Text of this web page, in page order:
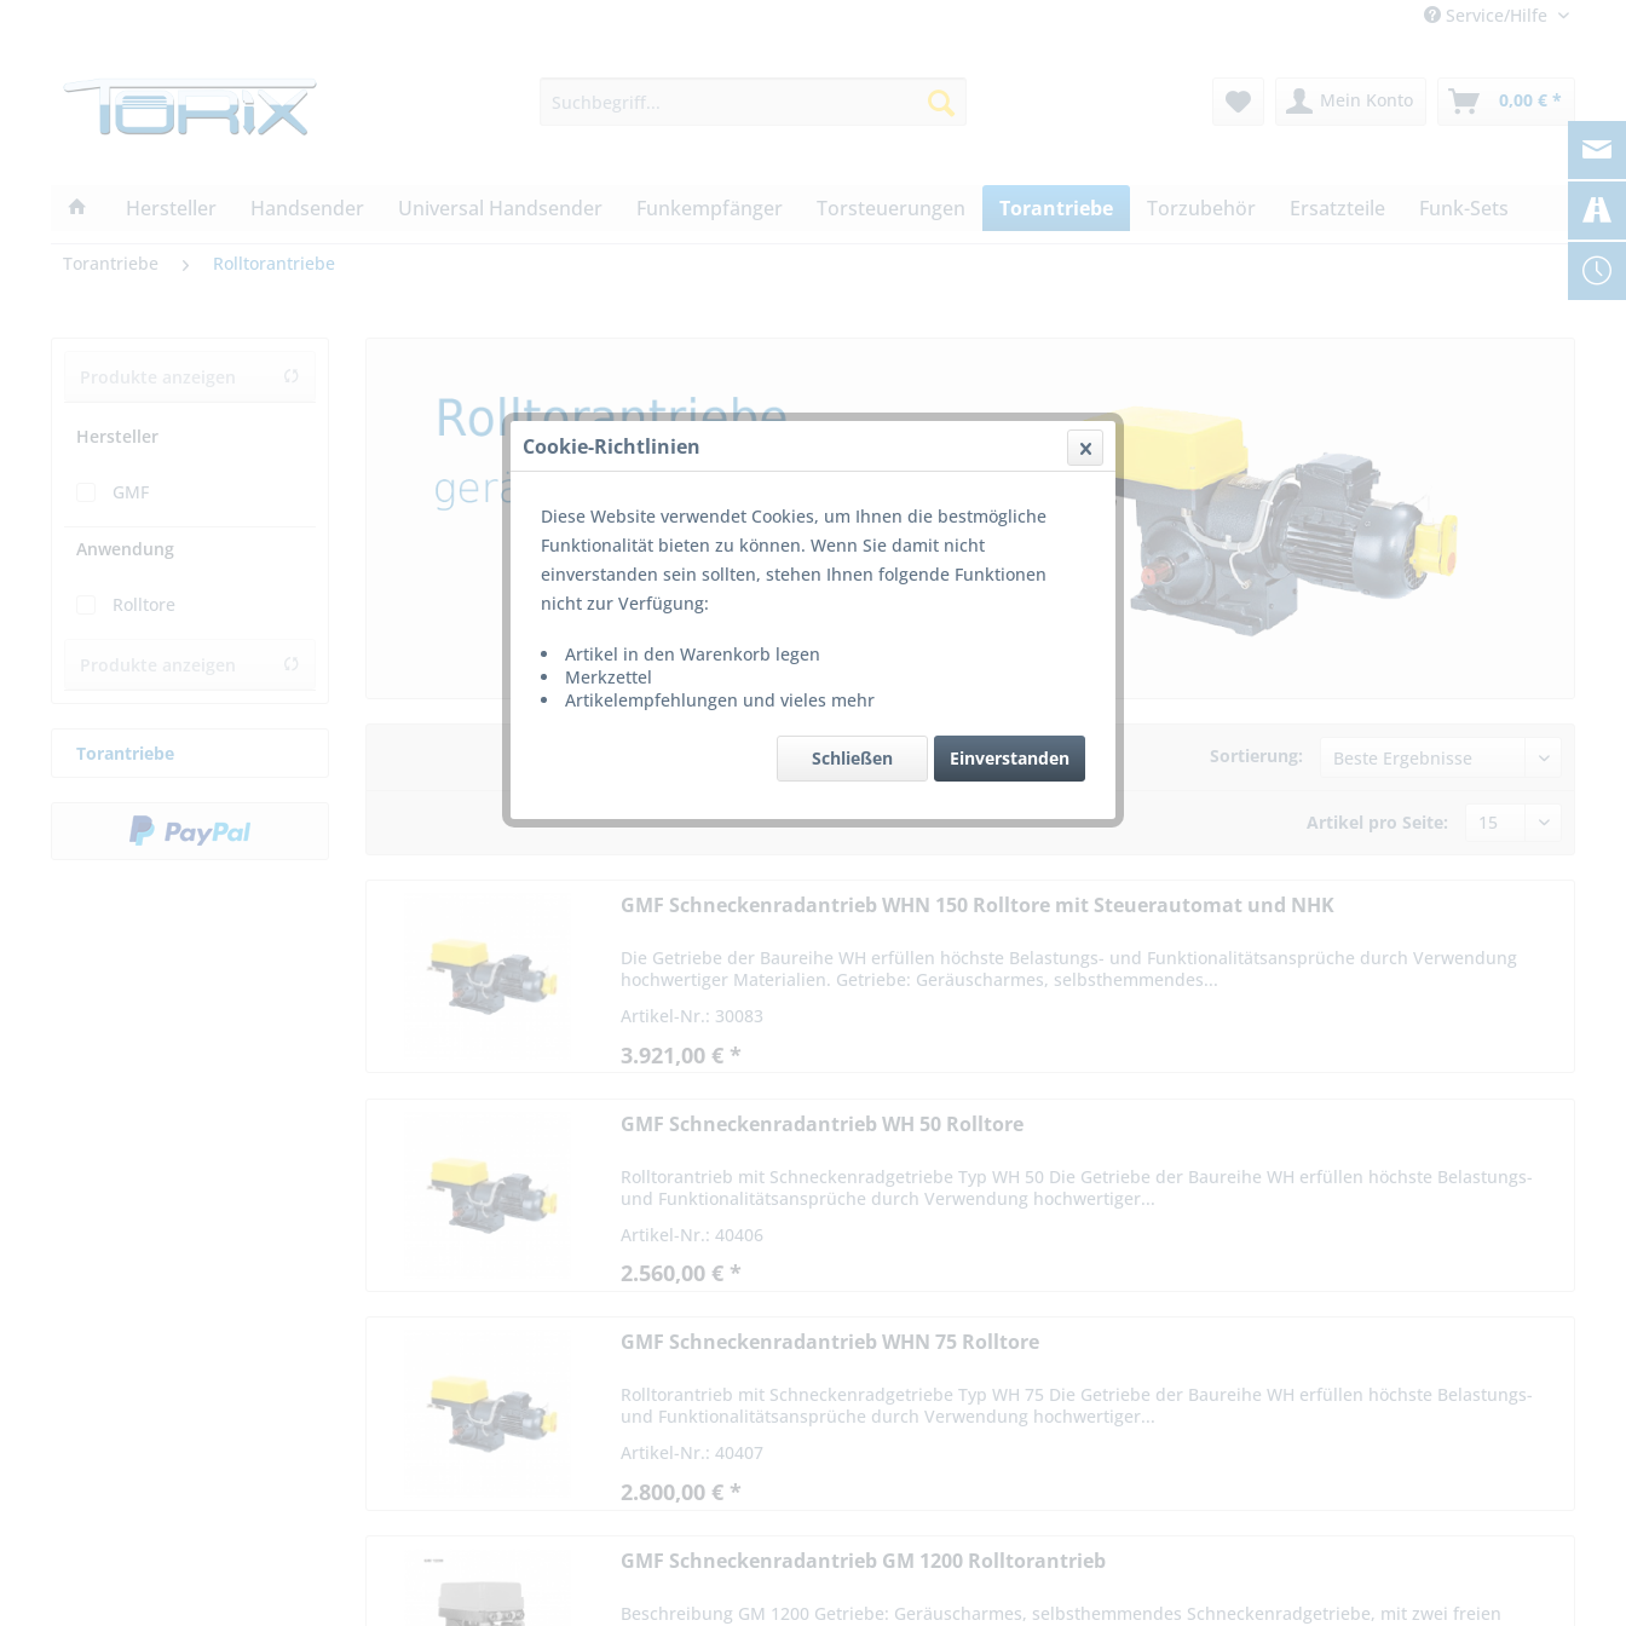
Service/Hilfe
Mein Konto 0,00 € *
Hersteller Handsender Universal Handsender Funkempfänger Torsteuerungen Torantriebe Torzubehör Ersatzteile Funk-Sets
Torantriebe Rolltorantriebe
Hersteller
GMF
Anwendung
Rolltore
Torantriebe Sortierung:
Artikel pro Seite:
GMF Schneckenradantrieb WHN 150 Rolltore mit Steuerautomat und NHK
Die Getriebe der Baureihe WH erfüllen höchste Belastungs- und Funktionalitätsansprüche durch Verwendung
hochwertiger Materialien. Getriebe: Geräuscharmes, selbsthemmendes...
Artikel-Nr.: 30083
3.921,00 € *
GMF Schneckenradantrieb WH 50 Rolltore
Rolltorantrieb mit Schneckenradgetriebe Typ WH 50 Die Getriebe der Baureihe WH erfüllen höchste Belastungs-
und Funktionalitätsansprüche durch Verwendung hochwertiger...
Artikel-Nr.: 40406
2.560,00 € *
GMF Schneckenradantrieb WHN 75 Rolltore
Rolltorantrieb mit Schneckenradgetriebe Typ WH 75 Die Getriebe der Baureihe WH erfüllen höchste Belastungs-
und Funktionalitätsansprüche durch Verwendung hochwertiger...
Artikel-Nr.: 40407
2.800,00 € *
GMF Schneckenradantrieb GM 1200 Rolltorantrieb
Beschreibung GM 1200 Getriebe: Geräuscharmes, selbsthemmendes Schneckenradgetriebe, mit zwei freien
Cookie-Richtlinien
Diese Website verwendet Cookies, um Ihnen die bestmögliche
Funktionalität bieten zu können. Wenn Sie damit nicht
einverstanden sein sollten, stehen Ihnen folgende Funktionen
nicht zur Verfügung:
Artikel in den Warenkorb legen
Merkzettel
Artikelempfehlungen und vieles mehr
Einverstanden
Schließen